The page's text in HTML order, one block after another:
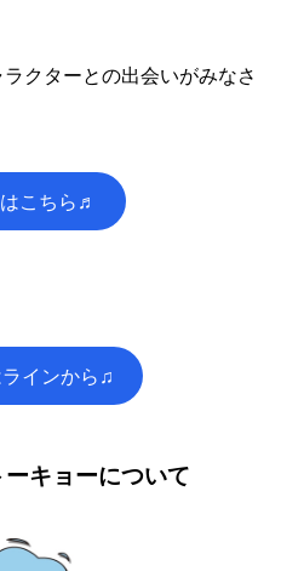
クターとの出会いがみなさ
こちら♬
インから♫
キョーについて